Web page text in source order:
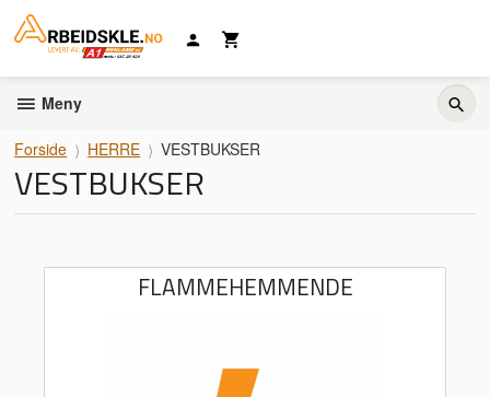
innholdet
Meny
Forside HERRE VESTBUKSER
VESTBUKSER
FLAMMEHEMMENDE